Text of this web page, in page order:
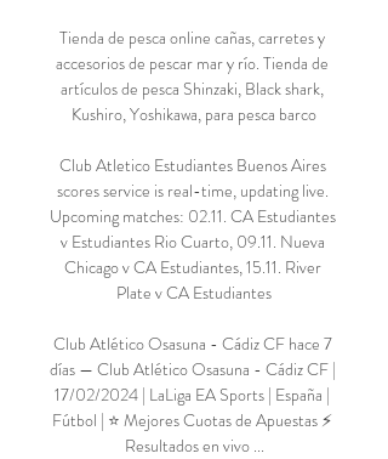
Tienda de pesca online cañas, carretes y
accesorios de pescar mar y río. Tienda de
artículos de pesca Shinzaki, Black shark,
Kushiro, Yoshikawa, para pesca barco
Club Atletico Estudiantes Buenos Aires
scores service is real-time, updating live.
Upcoming matches: 02.11. CA Estudiantes
v Estudiantes Rio Cuarto, 09.11. Nueva
Chicago v CA Estudiantes, 15.11. River
Plate v CA Estudiantes
Club Atlético Osasuna - Cádiz CF hace 7
días — Club Atlético Osasuna - Cádiz CF |
17/02/2024 | LaLiga EA Sports | España |
Fútbol | ⭐ Mejores Cuotas de Apuestas ⚡
Resultados en vivo ...